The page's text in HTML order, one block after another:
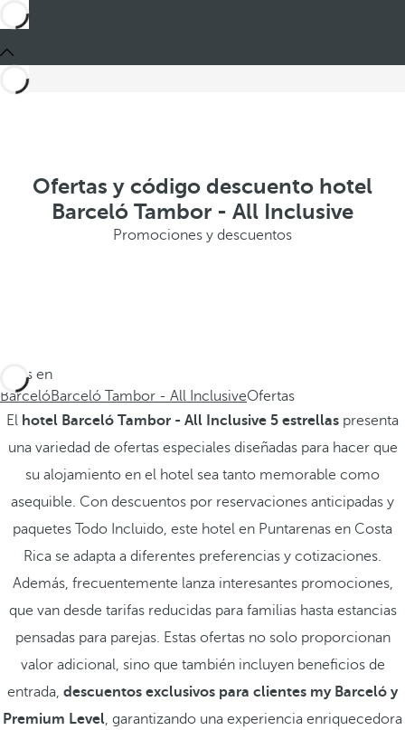
Ofertas y código descuento hotel
Barceló Tambor - All Inclusive
Promociones y descuentos
Estás en
BarcelóBarceló Tambor - All InclusiveOfertas
El hotel Barceló Tambor - All Inclusive 5 estrellas presenta
una variedad de ofertas especiales diseñadas para hacer que
su alojamiento en el hotel sea tanto memorable como
asequible. Con descuentos por reservaciones anticipadas y
paquetes Todo Incluido, este hotel en Puntarenas en Costa
Rica se adapta a diferentes preferencias y cotizaciones.
Además, frecuentemente lanza interesantes promociones,
que van desde tarifas reducidas para familias hasta estancias
pensadas para parejas. Estas ofertas no solo proporcionan
valor adicional, sino que también incluyen beneficios de
entrada, descuentos exclusivos para clientes my Barceló y
Premium Level, garantizando una experiencia enriquecedora